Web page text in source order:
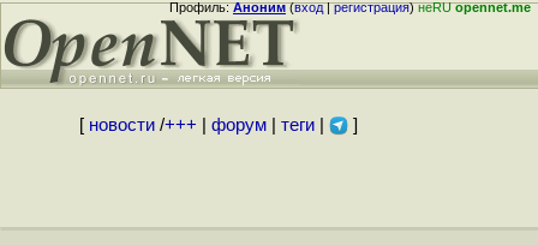
Профиль:Аноним(вход|регистрация)неRUopennet.me
[ новости/+++ форум| теги| ]